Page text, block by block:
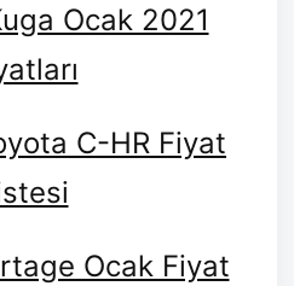
Ocak 2021
C-HR Fiyat
Ocak Fiyat